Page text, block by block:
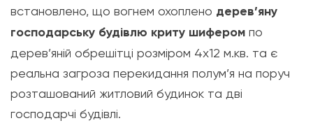
встановлено, що вогнем охоплено дерев’яну
господарську будівлю криту шифером по
дерев’яній обрешітці розміром 4х12 м.кв. та є
реальна загроза перекидання полум’я на поруч
розташований житловий будинок та дві
господарчі будівлі.